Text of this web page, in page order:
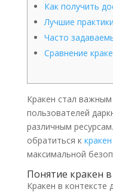
Как получить
Лучшие
Часто
Сравнение
Кракен стал
пользователей
различным
обратиться к
максимальной
Понятие кракен
Кракен в контексте